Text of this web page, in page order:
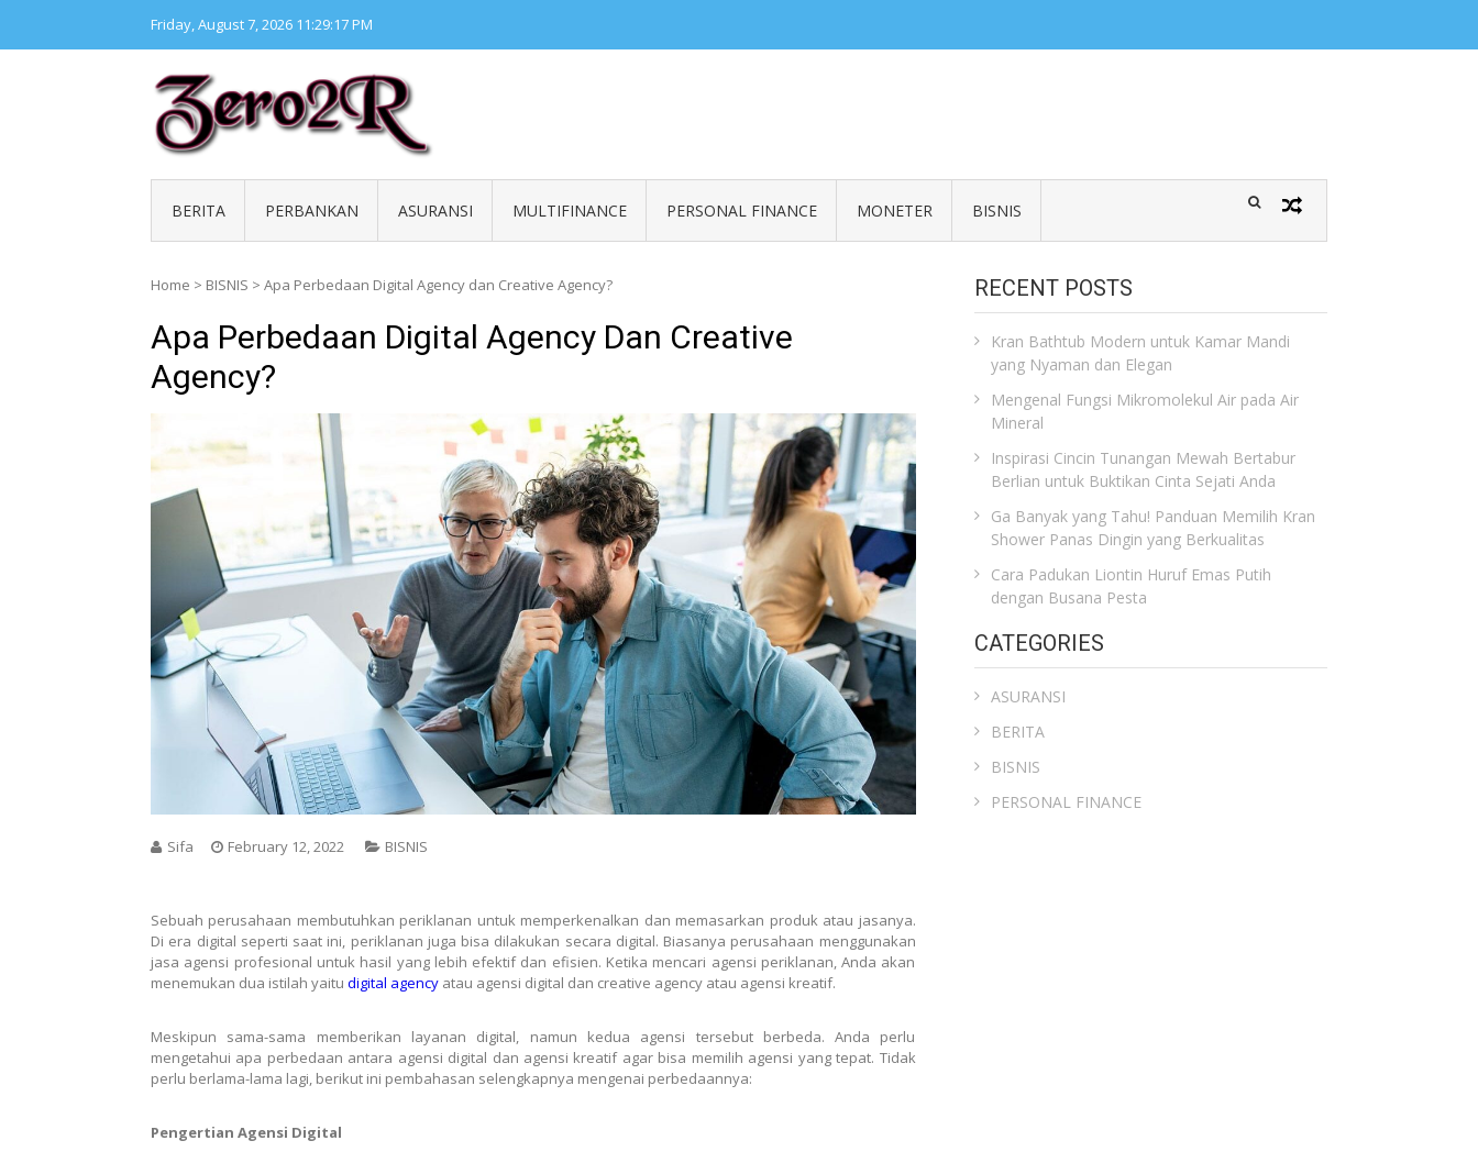
content
Friday, August 7, 2026 11:29:18 PM
BERITA PERBANKAN ASURANSI MULTIFINANCE PERSONAL FINANCE MONETER BISNIS
Home > BISNIS > Apa Perbedaan Digital Agency dan Creative Agency?
Apa Perbedaan Digital Agency Dan Creative
Agency?
Sifa February 12, 2022 BISNIS
Sebuah perusahaan membutuhkan periklanan untuk memperkenalkan dan memasarkan produk atau jasanya.
Di era digital seperti saat ini, periklanan juga bisa dilakukan secara digital. Biasanya perusahaan menggunakan
jasa agensi profesional untuk hasil yang lebih efektif dan efisien. Ketika mencari agensi periklanan, Anda akan
menemukan dua istilah yaitu digital agency atau agensi digital dan creative agency atau agensi kreatif.
Meskipun sama-sama memberikan layanan digital, namun kedua agensi tersebut berbeda. Anda perlu
mengetahui apa perbedaan antara agensi digital dan agensi kreatif agar bisa memilih agensi yang tepat. Tidak
perlu berlama-lama lagi, berikut ini pembahasan selengkapnya mengenai perbedaannya:
Pengertian Agensi Digital
RECENT POSTS
Kran Bathtub Modern untuk Kamar Mandi
yang Nyaman dan Elegan
Mengenal Fungsi Mikromolekul Air pada Air
Mineral
Inspirasi Cincin Tunangan Mewah Bertabur
Berlian untuk Buktikan Cinta Sejati Anda
Ga Banyak yang Tahu! Panduan Memilih Kran
Shower Panas Dingin yang Berkualitas
Cara Padukan Liontin Huruf Emas Putih
dengan Busana Pesta
CATEGORIES
ASURANSI
BERITA
BISNIS
PERSONAL FINANCE